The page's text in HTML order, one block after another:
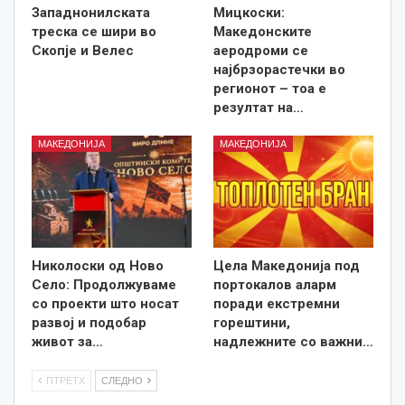
Западнонилската
треска се шири во
Скопје и Велес
Мицкоски:
Македонските
аеродроми се
најбрзорастечки во
регионот – тоа е
резултат на…
МАКЕДОНИЈА
Николоски од Ново
Село: Продолжуваме
со проекти што носат
развој и подобар
живот за…
МАКЕДОНИЈА
Цела Македонија под
портокалов аларм
поради екстремни
горештини,
надлежните со важни…
ПТРЕТХ СЛЕДНО